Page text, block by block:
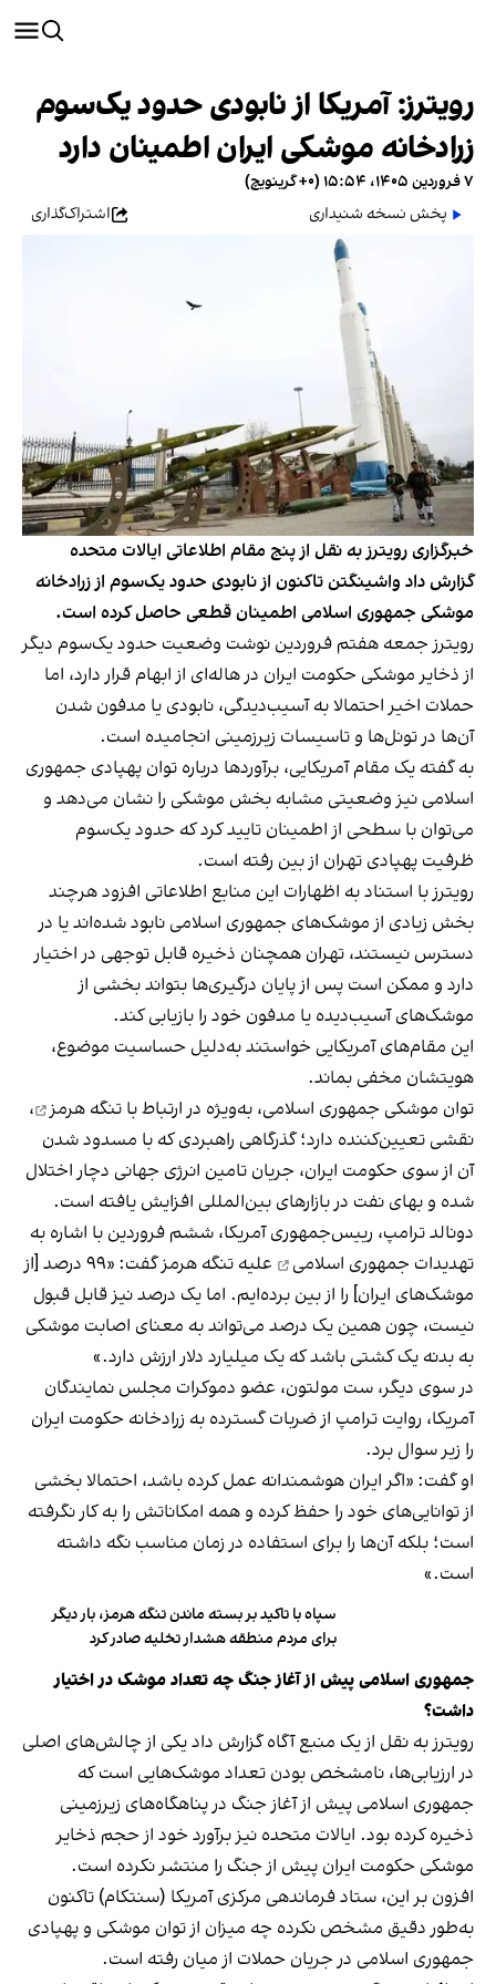
رویترز: آمریکا از نابودی حدود یک‌سوم
زرادخانه موشکی ایران اطمینان دارد
۷ فروردین ۱۴۰۵، ۱۵:۵۴ (‎+۰ گرینویچ)
پخش نسخه شنیداری
اشتراک‌گذاری
خبرگزاری رویترز به نقل از پنج مقام اطلاعاتی ایالات متحده
گزارش داد واشینگتن تاکنون از نابودی حدود یک‌سوم از زرادخانه
موشکی جمهوری اسلامی اطمینان قطعی حاصل کرده است.
رویترز جمعه هفتم فروردین نوشت وضعیت حدود یک‌سوم دیگر
از ذخایر موشکی حکومت ایران در هاله‌ای از ابهام قرار دارد، اما
حملات اخیر احتمالا به آسیب‌دیدگی، نابودی یا مدفون ‌شدن
آن‌ها در تونل‌ها و تاسیسات زیرزمینی انجامیده است.
به گفته یک مقام آمریکایی، برآوردها درباره توان پهپادی جمهوری
اسلامی نیز وضعیتی مشابه بخش موشکی را نشان می‌دهد و
می‌توان با سطحی از اطمینان تایید کرد که حدود یک‌سوم
ظرفیت پهپادی تهران از بین رفته است.
رویترز با استناد به اظهارات این منابع اطلاعاتی افزود هرچند
بخش زیادی از موشک‌های جمهوری اسلامی نابود شده‌اند یا در
دسترس نیستند، تهران همچنان ذخیره قابل توجهی در اختیار
دارد و ممکن است پس از پایان درگیری‌ها بتواند بخشی از
موشک‌های آسیب‌دیده یا مدفون خود را بازیابی کند.
این مقام‌های آمریکایی خواستند به‌دلیل حساسیت موضوع،
هویتشان مخفی بماند.
توان موشکی جمهوری اسلامی، به‌ویژه در ارتباط با تنگه هرمز
،
نقشی تعیین‌کننده دارد؛ گذرگاهی راهبردی که با مسدود شدن
آن از سوی حکومت ایران، جریان تامین انرژی جهانی دچار اختلال
شده و بهای نفت در بازارهای بین‌المللی افزایش یافته است.
دونالد ترامپ، رییس‌جمهوری آمریکا، ششم فروردین با اشاره به
تهدیدات جمهوری اسلامی
علیه تنگه هرمز گفت: «۹۹ درصد [از
موشک‌های ایران] را از بین برده‌ایم. اما یک درصد نیز قابل قبول
نیست، چون همین یک درصد می‌تواند به معنای اصابت موشکی
به بدنه یک کشتی باشد که یک میلیارد دلار ارزش دارد.»
در سوی دیگر، ست مولتون، عضو دموکرات مجلس نمایندگان
آمریکا، روایت ترامپ از ضربات گسترده به زرادخانه حکومت ایران
را زیر سوال برد.
او گفت: «اگر ایران هوشمندانه عمل کرده باشد، احتمالا بخشی
از توانایی‌های خود را حفظ کرده و همه امکاناتش را به کار نگرفته
است؛ بلکه آن‌ها را برای استفاده در زمان مناسب نگه داشته
است.»
سپاه با تاکید بر بسته ماندن تنگه هرمز، بار دیگر
برای مردم منطقه هشدار تخلیه صادر کرد
جمهوری اسلامی پیش از آغاز جنگ چه تعداد موشک در اختیار
داشت؟
رویترز به نقل از یک منبع آگاه گزارش داد یکی از چالش‌های اصلی
در ارزیابی‌ها، نامشخص بودن تعداد موشک‌هایی است که
جمهوری اسلامی پیش از آغاز جنگ در پناهگاه‌های زیرزمینی
ذخیره کرده بود. ایالات متحده نیز برآورد خود از حجم ذخایر
موشکی حکومت ایران پیش از جنگ را منتشر نکرده است.
افزون بر این، ستاد فرماندهی مرکزی آمریکا (سنتکام) تاکنون
به‌طور دقیق مشخص نکرده چه میزان از توان موشکی و پهپادی
جمهوری اسلامی در جریان حملات از میان رفته است.